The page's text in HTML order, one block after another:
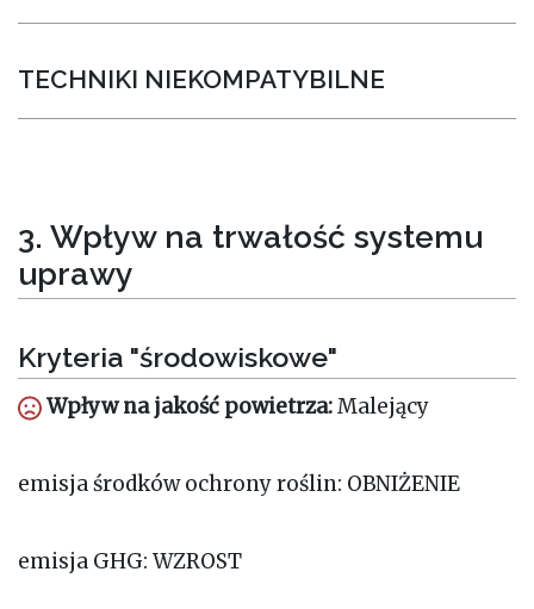
TECHNIKI NIEKOMPATYBILNE
3. Wpływ na trwałość systemu
uprawy
Kryteria "środowiskowe"
Wpływ na jakość powietrza:Malejący
emisja środków ochrony roślin: OBNIŻENIE
emisja GHG: WZROST